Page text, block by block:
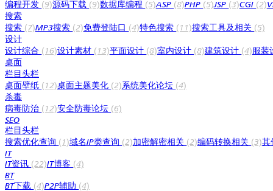
编程开发 (9)源码下载 (9)数据库编程 (5)ASP (8)PHP (5)JSP (3)CGI (2)
搜索
搜索 (7)MP3搜索 (2)免费登陆口 (4)特色搜索 (11)搜索工具及相关 (5)
设计
设计综合 (16)设计素材 (13)平面设计 (8)室内设计 (8)建筑设计 (4)服装
桌面
栏目头栏
桌面壁纸 (12)桌面主题美化 (2)系统美化论坛 (4)
杀毒
病毒防治 (12)安全防毒论坛 (6)
SEO
栏目头栏
搜索优化查询 (1)域名IP类查询 (2)加密解密相关 (2)编码转换相关 (3)其
IT
IT资讯 (22)IT博客 (4)
BT
BT下载 (4)P2P辅助 (4)